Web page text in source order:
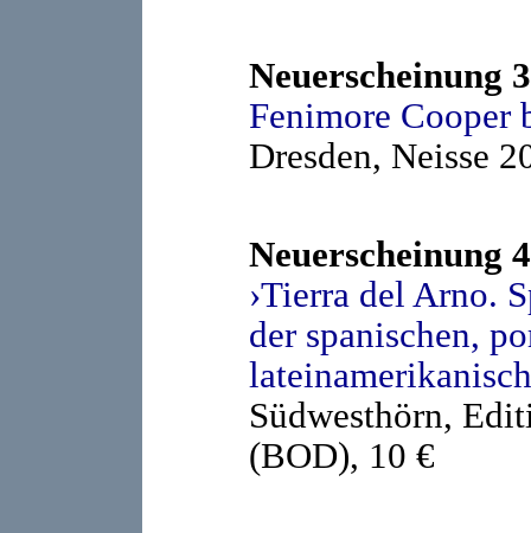
Neuerscheinung
Fenimore Cooper
Dresden, Neisse
Neuerscheinung
›Tierra del Arno.
der spanischen,
Südwesthörn,
(BOD), 10 €